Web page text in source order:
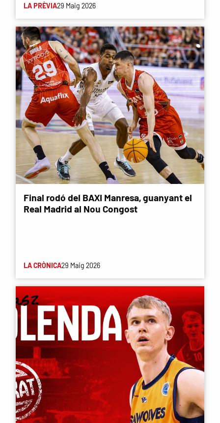
LA PRÈVIA29 Maig 2026
Final rodó del BAXI Manresa, guanyant el
Real Madrid al Nou Congost
LA CRÒNICA29 Maig 2026